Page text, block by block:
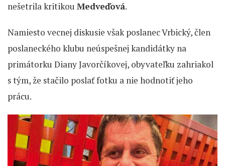
nešetrila kritikou Medveďová.
Namiesto vecnej diskusie však poslanec Vrbický, člen
poslaneckého klubu neúspešnej kandidátky na
primátorku Diany Javorčíkovej, obyvateľku zahriakol
s tým, že stačilo poslať fotku a nie hodnotiť jeho
prácu.